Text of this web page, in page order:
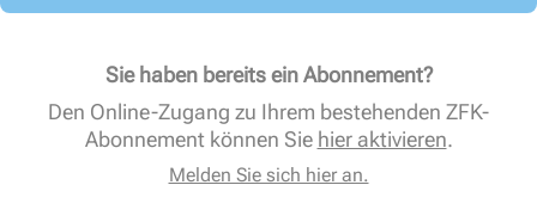
Sie haben bereits ein Abonnement?
Den Online-Zugang zu Ihrem bestehenden ZFK-
Abonnement können Sie hier aktivieren.
Melden Sie sich hier an.